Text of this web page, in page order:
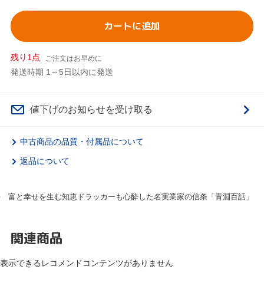
カートに追加
残り1点 ご注文はお早めに
発送時期 1～5日以内に発送
値下げのお知らせを受け取る
中古商品の品質・付属品について
返品について
富と幸せを生む知恵ドラッカーも心酔した名実業家の信条「青淵百話」
関連商品
表示できるレコメンドコンテンツがありません